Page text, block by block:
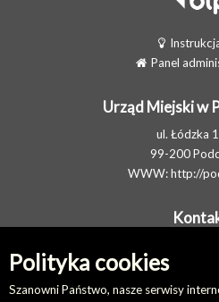
Polityka cookies
Szanowni Państwo, nasze serwisy
Panel
Urząd Miejski w
ul. Łódzka
99-200
WWW:http://
E-MAIL:
Elektroniczna